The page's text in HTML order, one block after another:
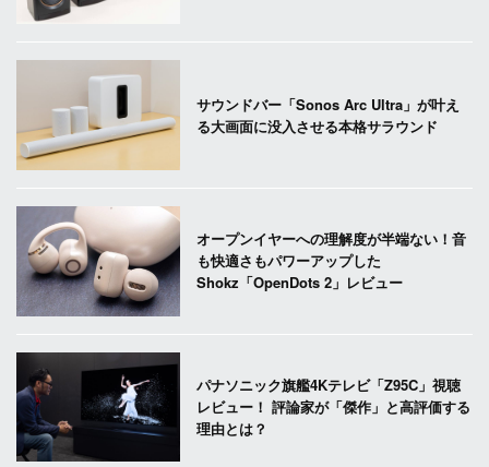
サウンドバー「Sonos Arc Ultra」が叶え
る大画面に没入させる本格サラウンド
オープンイヤーへの理解度が半端ない！音
も快適さもパワーアップした
Shokz「OpenDots 2」レビュー
パナソニック旗艦4Kテレビ「Z95C」視聴
レビュー！ 評論家が「傑作」と高評価する
理由とは？